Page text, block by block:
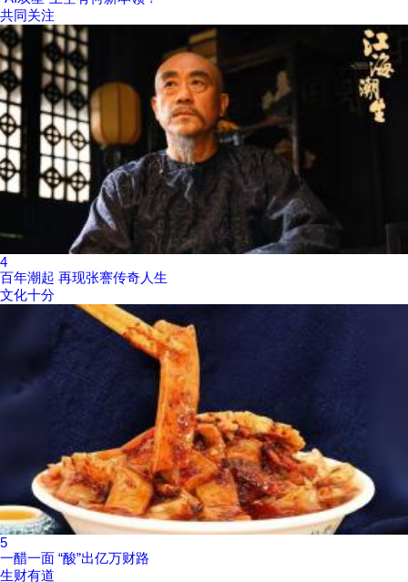
共同关注
4
百年潮起 再现张謇传奇人生
文化十分
5
一醋一面 “酸”出亿万财路
生财有道